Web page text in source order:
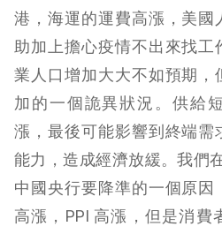
港，海運的運費高漲，美國
助加上擔心疫情不出來找
業人口增加大大不如預期，
加的一個詭異狀況。供給
漲，最後可能影響到終端需
能力，造成經濟放緩。我們
中國央行要降準的一個原因
高漲，PPI 高漲，但是消費